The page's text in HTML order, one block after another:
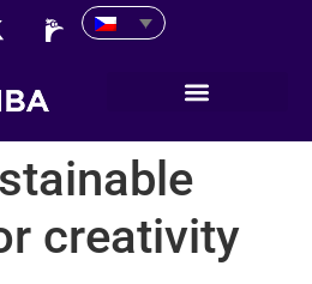
creativity